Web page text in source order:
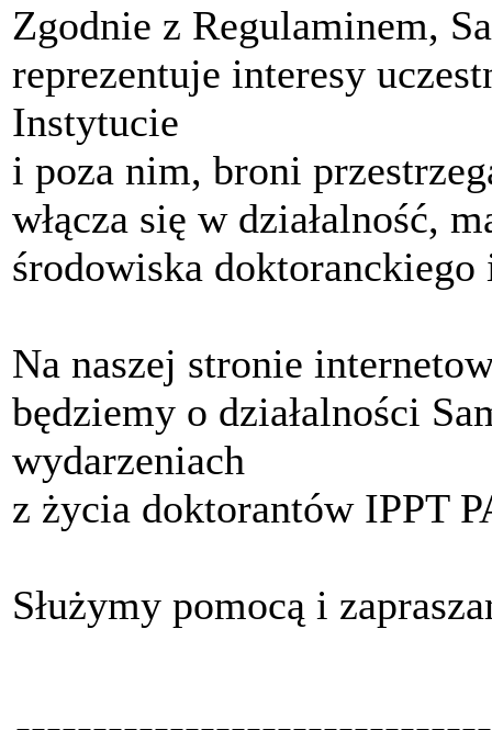
Zgodnie z Regulaminem,
reprezentuje interesy
Instytucie
i poza nim, broni
włącza się w działalność,
środowiska
Na naszej stronie
będziemy o działalności
wydarzeniach
z życia doktorantów IPPT
Służymy pomocą i